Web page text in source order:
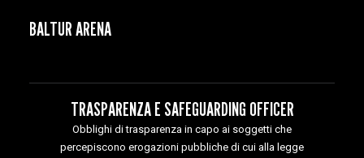
BALTUR ARENA
TRASPARENZA E SAFEGUARDING OFFICER
Obblighi di trasparenza in capo ai soggetti che
percepiscono erogazioni pubbliche di cui alla legge